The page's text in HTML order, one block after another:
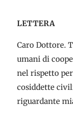
LETTERA
Caro Dottore.
umani di
nel rispetto
cosiddette
riguardante